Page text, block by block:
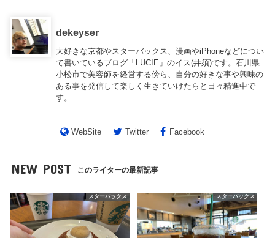
dekeyser
大好きな京都やスターバックス、漫画やiPhoneなどについ
て書いているブログ「LUCIE」のイス(井須)です。石川県
小松市で美容師を経営する傍ら、自分の好きな事や興味の
ある事を発信して楽しく生きていけたらと日々精進中で
す。
WebSite Twitter Facebook
NEW POST このライターの最新記事
スターバックス スターバックス